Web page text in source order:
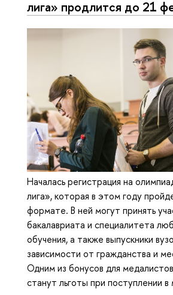
лига» продлится до 21
Началась регистрация на
лига», которая в этом году
формате. В ней могут принять
бакалавриата и специалитета
обучения, а также выпускники
зависимости от гражданства и
Одним из бонусов для
станут льготы при поступлении в